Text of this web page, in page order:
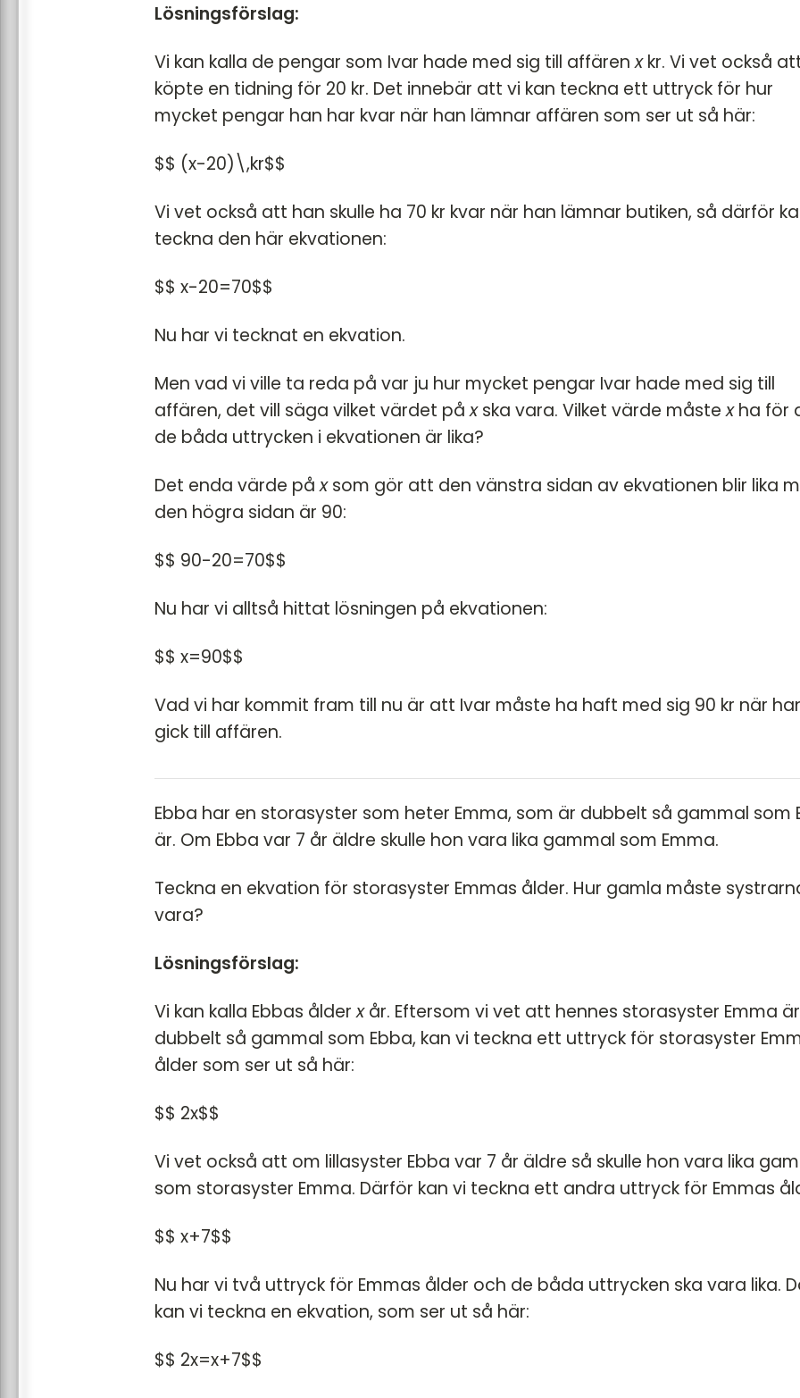
Lösningsförslag:
Vi kan kalla de pengar som Ivar hade med sig till affärenxkr. Vi vet också
köpte en tidning för 20 kr. Det innebär att vi kan teckna ett uttryck för hur
mycket pengar han har kvar när han lämnar affären som ser ut så här:
$$ (x-20)\,kr$$
Vi vet också att han skulle ha 70 kr kvar när han lämnar butiken, så därför
teckna den här ekvationen:
$$ x-20=70$$
Nu har vi tecknat en ekvation.
Men vad vi ville ta reda på var ju hur mycket pengar Ivar hade med sig till
affären, det vill säga vilket värdet påxska vara. Vilket värde måstexha för
de båda uttrycken i ekvationen är lika?
Det enda värde påxsom gör att den vänstra sidan av ekvationen blir lika
den högra sidan är 90:
$$ 90-20=70$$
Nu har vi alltså hittat lösningen på ekvationen:
$$ x=90$$
Vad vi har kommit fram till nu är att Ivar måste ha haft med sig 90 kr när
gick till affären.
Ebba har en storasyster som heter Emma, som är dubbelt så gammal som
är. Om Ebba var 7 år äldre skulle hon vara lika gammal som Emma.
Teckna en ekvation för storasyster Emmas ålder. Hur gamla måste
vara?
Lösningsförslag:
Vi kan kalla Ebbas ålderxår. Eftersom vi vet att hennes storasyster Emma är
dubbelt så gammal som Ebba, kan vi teckna ett uttryck för storasyster
ålder som ser ut så här:
$$ 2x$$
Vi vet också att om lillasyster Ebba var 7 år äldre så skulle hon vara lika
som storasyster Emma. Därför kan vi teckna ett andra uttryck för Emmas
$$ x+7$$
Nu har vi två uttryck för Emmas ålder och de båda uttrycken ska vara lika.
kan vi teckna en ekvation, som ser ut så här:
$$ 2x=x+7$$